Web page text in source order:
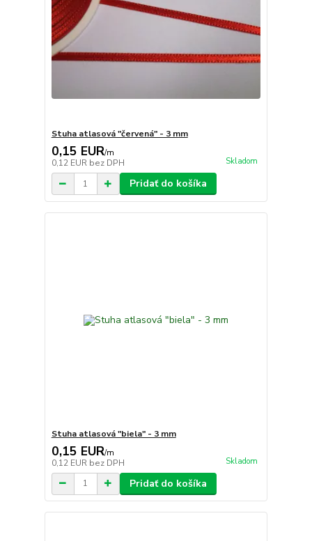
Stuha atlasová "červená" - 3 mm
0,15 EUR/m
0,12 EUR bez DPH Skladom
Pridať do košíka
Stuha atlasová "biela" - 3 mm
0,15 EUR/m
0,12 EUR bez DPH Skladom
Pridať do košíka